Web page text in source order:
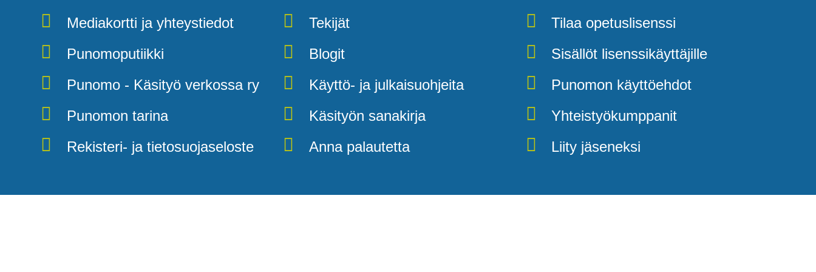
Mediakortti ja yhteystiedot
Punomoputiikki
Punomo - Käsityö verkossa ry
Punomon tarina
Rekisteri- ja tietosuojaseloste
Tekijät
Blogit
Käyttö- ja julkaisuohjeita
Käsityön sanakirja
Anna palautetta
Tilaa opetuslisenssi
Sisällöt lisenssikäyttäjille
Punomon käyttöehdot
Yhteistyökumppanit
Liity jäseneksi